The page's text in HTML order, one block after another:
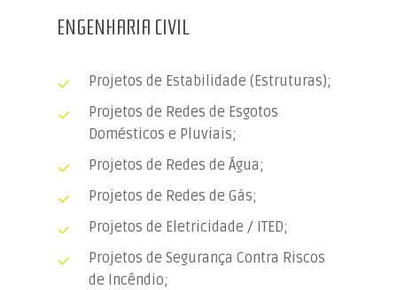
ENGENHARIA CIVIL
Projetos de Estabilidade (Estruturas);
Projetos de Redes de Esgotos
Domésticos e Pluviais;
Projetos de Redes de Água;
Projetos de Redes de Gás;
Projetos de Eletricidade / ITED;
Projetos de Segurança Contra Riscos
de Incêndio;